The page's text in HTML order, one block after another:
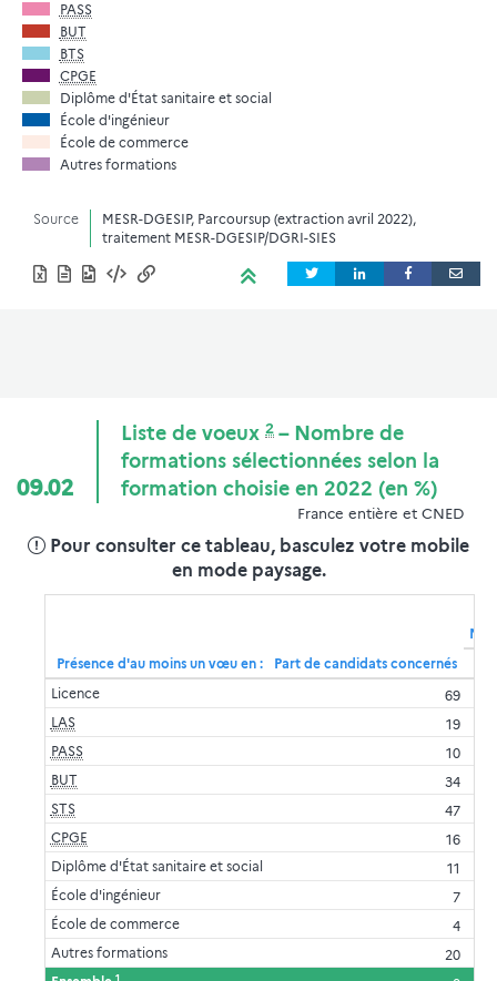
PASS
BUT
BTS
CPGE
Diplôme d'État sanitaire et social
École d'ingénieur
École de commerce
Autres formations
Source
MESR-DGESIP, Parcoursup (extraction avril 2022),
traitement MESR-DGESIP/DGRI-SIES
09.02
Liste de voeux 2 – Nombre de
formations sélectionnées selon la
formation choisie en 2022 (en %)
France entière et CNED
Pour consulter ce tableau, basculez votre mobile
en mode paysage.
Présence d'au moins un vœu en : Part de candidats concernés
Licence
69
LAS
19
PASS
10
BUT
34
STS
47
CPGE
16
Diplôme d'État sanitaire et social
11
École d'ingénieur
7
École de commerce
4
Autres formations
20
1